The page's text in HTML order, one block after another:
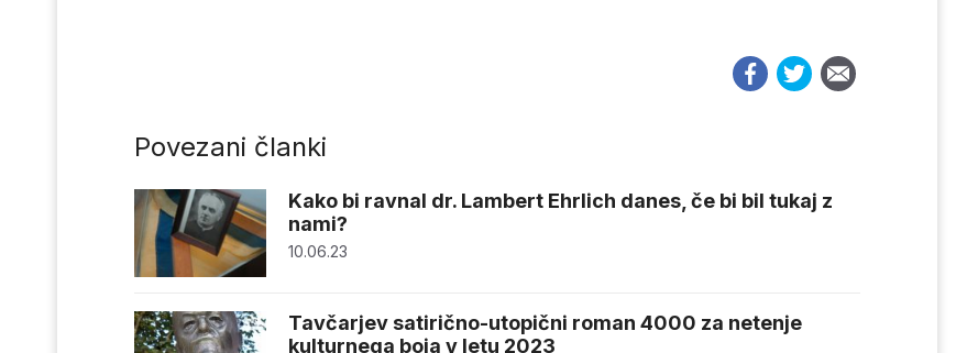
Povezani članki
Kako bi ravnal dr. Lambert Ehrlich danes, če bi bil tukaj z
nami?
10.06.23
Tavčarjev satirično-utopični roman 4000 za netenje
kulturnega boja v letu 2023